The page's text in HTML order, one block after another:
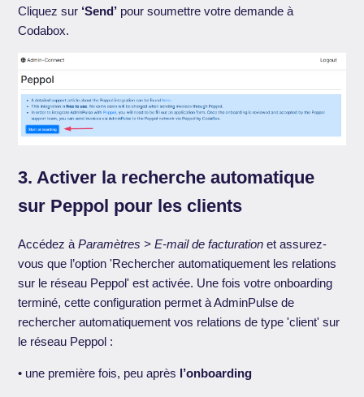
Cliquez sur ‘Send’ pour soumettre votre demande à
Codabox.
3. Activer la recherche automatique
sur Peppol pour les clients
Accédez àParamètres > E-mail de facturation et assurez-
vous que l’option 'Rechercher automatiquement les relations
sur le réseau Peppol' est activée. Une fois votre onboarding
terminé, cette configuration permet à AdminPulse de
rechercher automatiquement vos relations de type 'client' sur
le réseau Peppol :
• une première fois, peu après l’onboarding